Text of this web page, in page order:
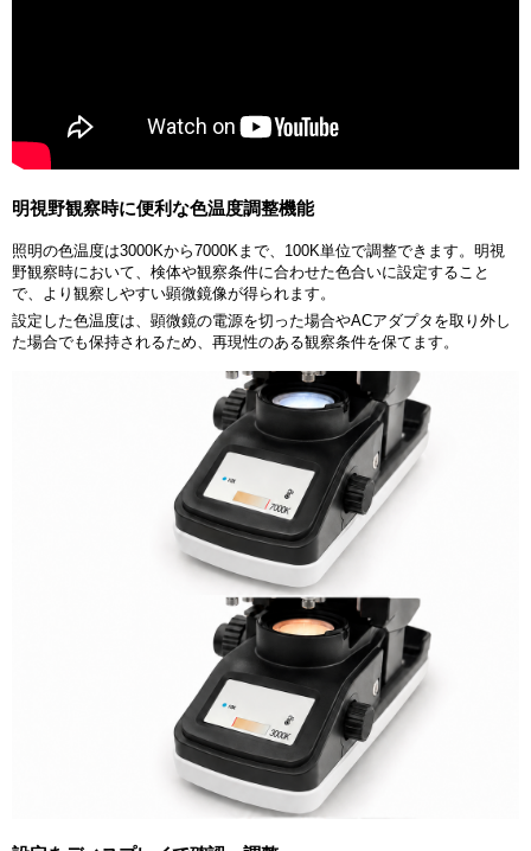
明視野観察時に便利な色温度調整機能
照明の色温度は3000Kから7000Kまで、100K単位で調整できます。明視
野観察時において、検体や観察条件に合わせた色合いに設定すること
で、より観察しやすい顕微鏡像が得られます。
設定した色温度は、顕微鏡の電源を切った場合やACアダプタを取り外し
た場合でも保持されるため、再現性のある観察条件を保てます。